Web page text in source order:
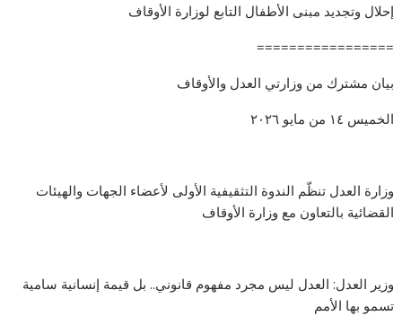
إحلال وتجديد مبنى الأطفال التابع لوزارة الأوقاف
=================
بيان مشترك من وزارتي العدل والأوقاف
الخميس ١٤ من مايو ٢٠٢٦
وزارة العدل تنظّم الندوة التثقيفية الأولى لأعضاء الجهات والهيئات
القضائية بالتعاون مع وزارة الأوقاف
وزير العدل: العدل ليس مجرد مفهوم قانوني.. بل قيمة إنسانية سامية
تسمو بها الأمم